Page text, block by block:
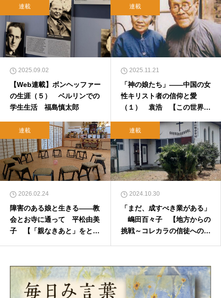
連載
2025.09.02
【Web連載】ボンヘッファー
の生涯（５） ベルリンでの
学生生活 福島慎太郎
連載
2025.11.21
「神の娘たち」――中国の女
性キリスト者の信仰と愛
（１） 袁浩 【この世界の
連載
2026.02.24
障害のある娘と生きる――教
会とお寺に通って 平松由美
子 【「親なきあと」をとも
連載
2024.10.30
「まだ、成すべき業がある」
嶋田百々子 【地方からの
挑戦～コレカラの信徒への手